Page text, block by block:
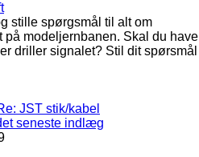
stille spørgsmål til alt om
på modeljernbanen. Skal du have
driller signalet? Stil dit spørsmål
JST stik/kabel
seneste indlæg